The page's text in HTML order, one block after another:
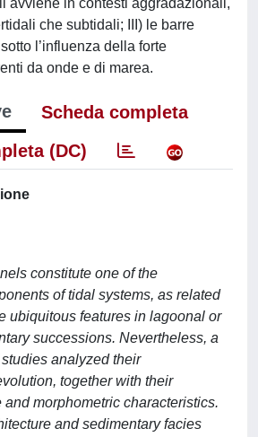
avviene in contesti aggradazionali,
che subtidali; III) le barre
l’influenza della forte
da onde e di marea.
Scheda completa
(DC)
constitute one of the
of tidal systems, as related
ubiquitous features in lagoonal or
successions. Nevertheless, a
analyzed their
together with their
morphometric characteristics.
and sedimentary facies